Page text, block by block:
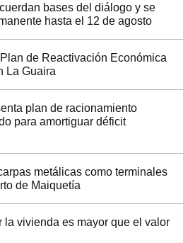
bases del diálogo y se
hasta el 12 de agosto
de Reactivación Económica
La Guaira
plan de racionamiento
para amortiguar déficit
metálicas como terminales
de Maiquetía
la vivienda es mayor que el valor